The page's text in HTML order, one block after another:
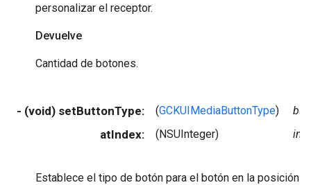
personalizar el receptor.
Devuelve
Cantidad de botones.
- (void) setButtonType: (GCKUIMediaButtonType)
atIndex: (NSUInteger)
Establece el tipo de botón para el botón en la posición